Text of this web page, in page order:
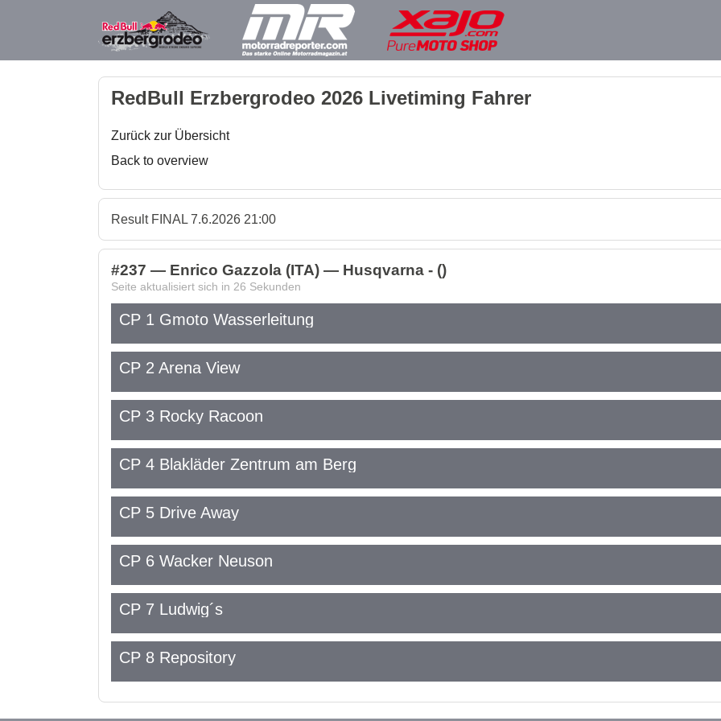
RedBull Erzbergrodeo 2026 Livetiming Fahrer
Zurück zur Übersicht
Back to overview
Result FINAL 7.6.2026 21:00
#237 — Enrico Gazzola (ITA) — Husqvarna - ()
Seite aktualisiert sich in 26 Sekunden
CP 1 Gmoto Wasserleitung
CP 2 Arena View
CP 3 Rocky Racoon
CP 4 Blakläder Zentrum am Berg
CP 5 Drive Away
CP 6 Wacker Neuson
CP 7 Ludwig´s
CP 8 Repository